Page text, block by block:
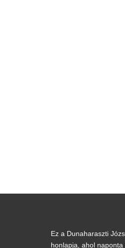
Ez a Dunaharaszti
honlapja, ahol